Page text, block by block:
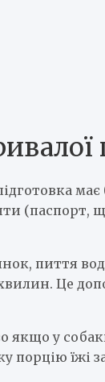
пиття
Це
якщо у
їжі